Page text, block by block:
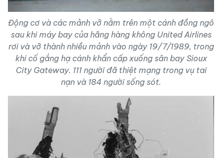
Động cơ và các mảnh vỡ nằm trên một cánh đồng ngô
sau khi máy bay của hãng hàng không United Airlines
rơi và vỡ thành nhiều mảnh vào ngày 19/7/1989, trong
khi cố gắng hạ cánh khẩn cấp xuống sân bay Sioux
City Gateway. 111 người đã thiệt mạng trong vụ tai
nạn và 184 người sống sót.